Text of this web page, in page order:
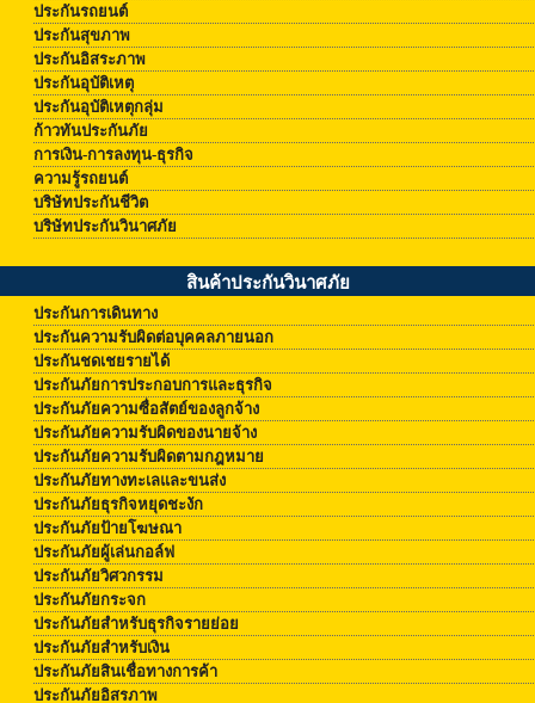
ประกันรถยนต์
ประกันสุขภาพ
ประกันอิสระภาพ
ประกันอุบัติเหตุ
ประกันอุบัติเหตุกลุ่ม
ก้าวทันประกันภัย
การเงิน-การลงทุน-ธุรกิจ
ความรู้รถยนต์
บริษัทประกันชีวิต
บริษัทประกันวินาศภัย
สินค้าประกันวินาศภัย
ประกันการเดินทาง
ประกันความรับผิดต่อบุคคลภายนอก
ประกันชดเชยรายได้
ประกันภัยการประกอบการและธุรกิจ
ประกันภัยความซื่อสัตย์ของลูกจ้าง
ประกันภัยความรับผิดของนายจ้าง
ประกันภัยความรับผิดตามกฎหมาย
ประกันภัยทางทะเลและขนส่ง
ประกันภัยธุรกิจหยุดชะงัก
ประกันภัยป้ายโฆษณา
ประกันภัยผู้เล่นกอล์ฟ
ประกันภัยวิศวกรรม
ประกันภัยกระจก
ประกันภัยสำหรับธุรกิจรายย่อย
ประกันภัยสำหรับเงิน
ประกันภัยสินเชื่อทางการค้า
ประกันภัยอิสรภาพ